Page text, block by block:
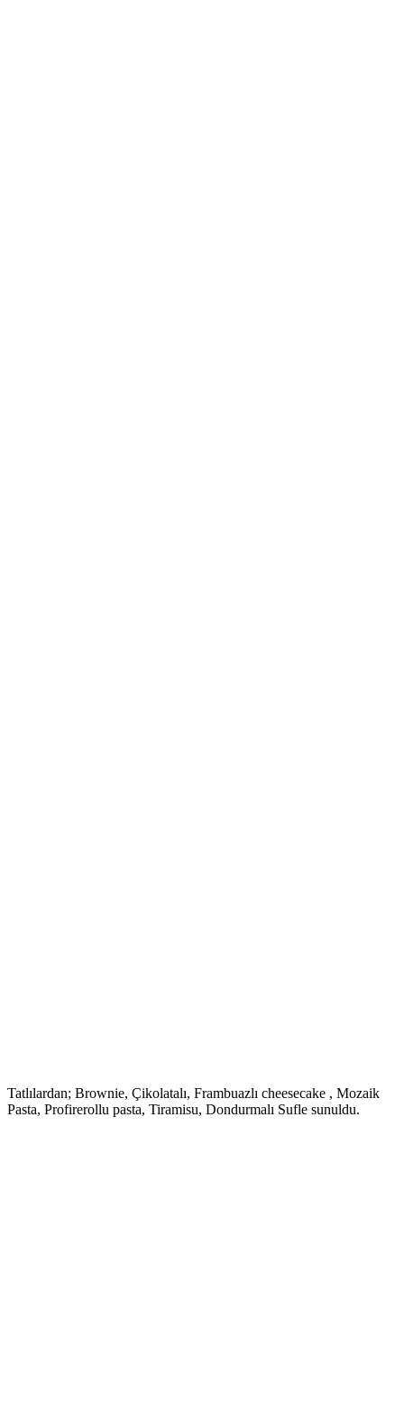
Tatlılardan; Brownie, Çikolatalı, Frambuazlı cheesecake , Mozaik
Pasta, Profirerollu pasta, Tiramisu, Dondurmalı Sufle sunuldu.